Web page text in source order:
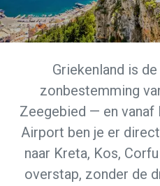
Griekenland is
zonbestemming
Zeegebied — en vanaf
Airport ben je er
naar Kreta, Kos,
overstap, zonder de